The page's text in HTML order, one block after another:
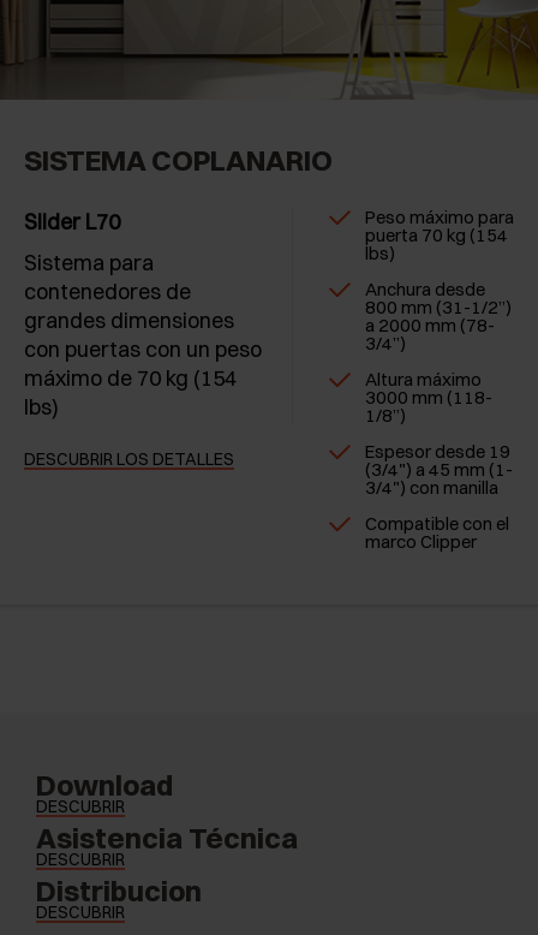
SISTEMA COPLANARIO
Slider L70
Sistema para
contenedores de
grandes dimensiones
con puertas con un peso
máximo de 70 kg (154
lbs)
DESCUBRIR LOS DETALLES
Peso máximo para
puerta 70 kg (154
lbs)
Anchura desde
800 mm (31-1/2”)
a 2000 mm (78-
3/4”)
Altura máximo
3000 mm (118-
1/8”)
Espesor desde 19
(3/4") a 45 mm (1-
3/4") con manilla
Compatible con el
marco Clipper
Download
DESCUBRIR
Asistencia Técnica
DESCUBRIR
Distribucion
DESCUBRIR